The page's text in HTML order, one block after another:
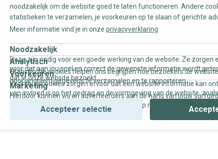
noodzakelijk om de website goed te laten functioneren. Andere
statistieken te verzamelen, je voorkeuren op te slaan of gerichte
Meer informatie vind je in onze privacyverklaring
Noodzakelijk
Deze zijn nodig voor een goede werking van de website. Ze zorgen
voor dat aan jou snel en correct de gewenste informatie wordt
dat je onze website bezoekt.
Analytisch
Statistische cookies helpen ons begrijpen hoe bezoekers de
door anoniem gegevens te verzamelen en te rapporteren.
Voorkeuren
Voorkeurscookies zorgen ervoor dat een website informatie kan
van invloed is op het gedrag en de vormgeving van de website,
Marketing
Hierdoor kunnen wij en adverteerders aan de hand van jouw
gepersonaliseerde online advertenties en op maat gemaakte
Accepteer selectie